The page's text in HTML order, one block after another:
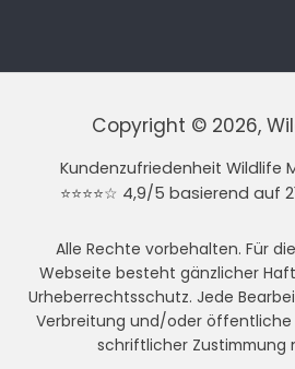
Copyright © 2026,
Kundenzufriedenheit Wildlife
⭐⭐⭐⭐☆ 4,9/5 basierend auf
Alle Rechte vorbehalten. Für
Webseite besteht gänzlicher
Urheberrechtsschutz. Jede
Verbreitung und/oder öffentliche
schriftlicher Zustimmung